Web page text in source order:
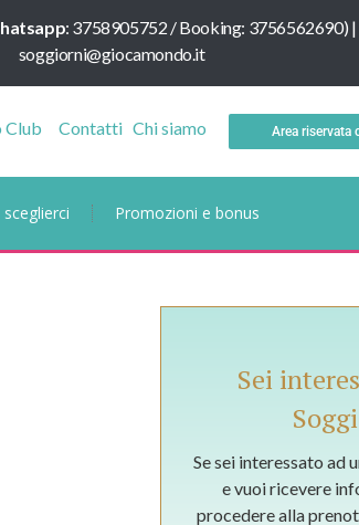
: 3758905752 /Booking: 3756562690) |
soggiorni@giocamondo.it
Club Contatti Chi siamo Area riservata
Promozioni e bonus
Sei
Se sei interessato ad
e vuoi ricevere
procedere alla